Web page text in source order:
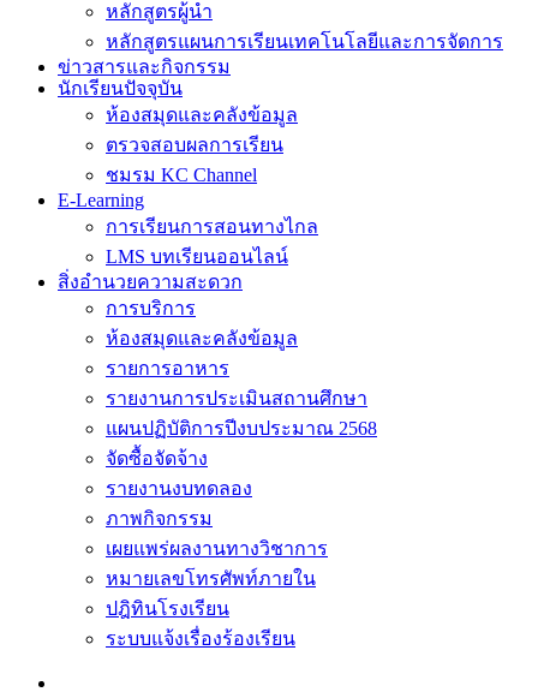
หลักสูตรผู้นำ
หลักสูตรแผนการเรียนเทคโนโลยีและการจัดการ
ข่าวสารและกิจกรรม
นักเรียนปัจจุบัน
ห้องสมุดและคลังข้อมูล
ตรวจสอบผลการเรียน
ชมรม KC Channel
E-Learning
การเรียนการสอนทางไกล
LMS บทเรียนออนไลน์
สิ่งอำนวยความสะดวก
การบริการ
ห้องสมุดและคลังข้อมูล
รายการอาหาร
รายงานการประเมินสถานศึกษา
แผนปฏิบัติการปีงบประมาณ 2568
จัดซื้อจัดจ้าง
รายงานงบทดลอง
ภาพกิจกรรม
เผยแพร่ผลงานทางวิชาการ
หมายเลขโทรศัพท์ภายใน
ปฎิทินโรงเรียน
ระบบแจ้งเรื่องร้องเรียน